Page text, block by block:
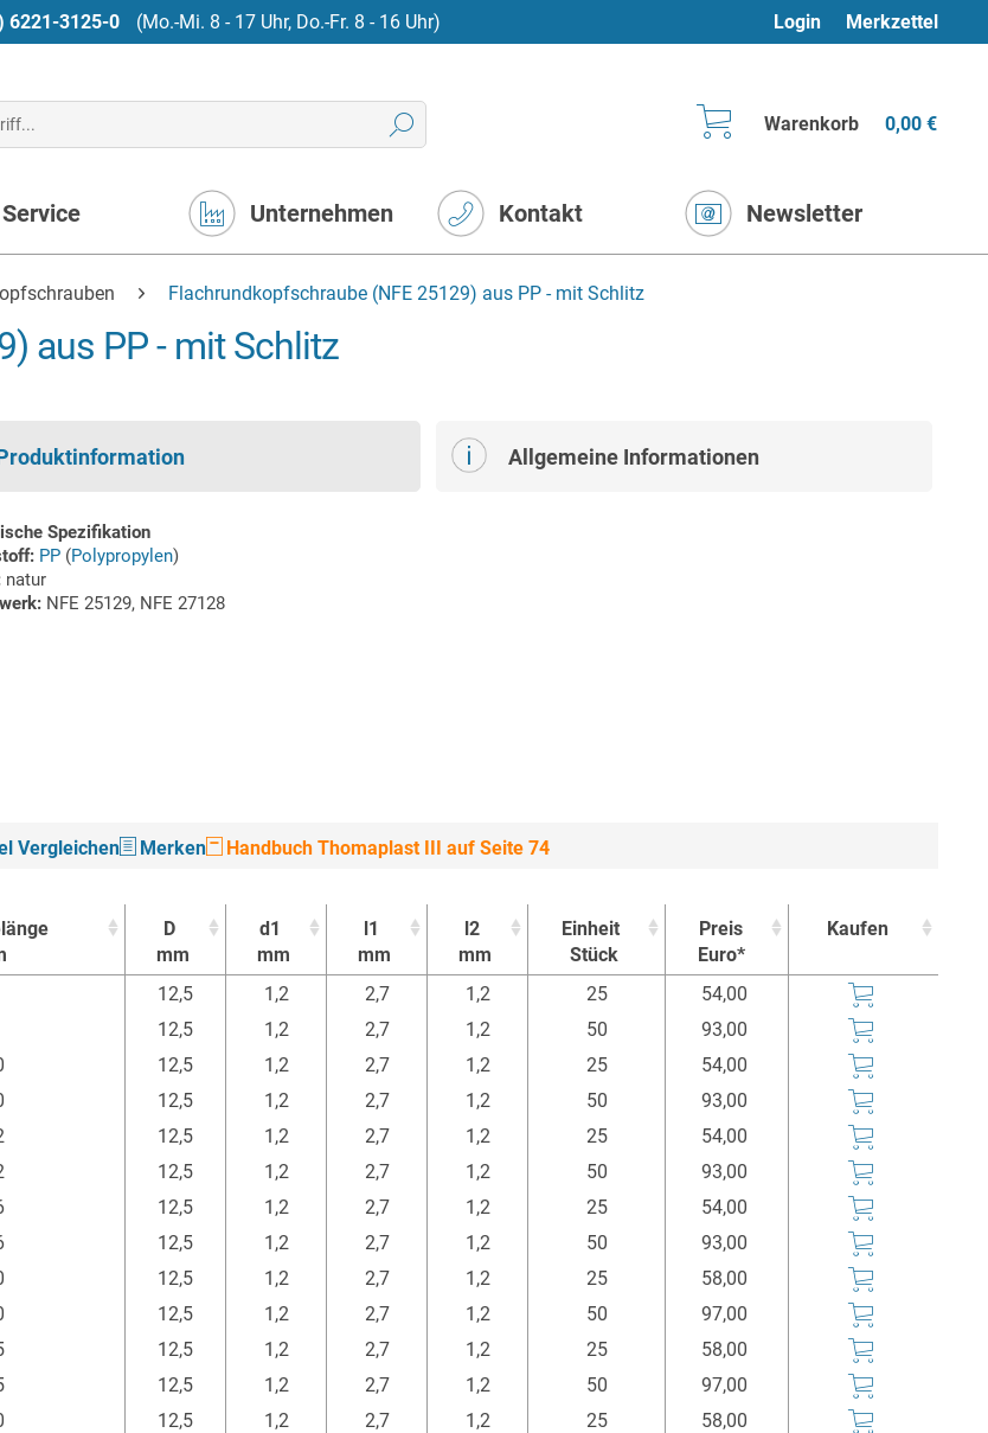
6221-3125-0 (Mo.-Mi. 8 - 17 Uhr, Do.-Fr. 8 - 16 Uhr) Login Merkzettel
Warenkorb 0,00 €
Service Unternehmen Kontakt Newsletter
Flachrundkopfschraube (NFE 25129) aus PP - mit Schlitz
aus PP - mit Schlitz
Allgemeine Informationen
Spezifikation
PP (Polypropylen)
natur
NFE 25129, NFE 27128
Vergleichen Merken Handbuch Thomaplast III auf Seite 74
D
mm
d1
mm
l1
mm
l2
mm
Einheit
Stück
Preis
Euro*
Kaufen
D
d1
l1
l2
Einheit
Preis
Kaufen
12,5 1,2 2,7 1,2 25
54,00
12,5 1,2 2,7 1,2 50
93,00
12,5 1,2 2,7 1,2 25
54,00
12,5 1,2 2,7 1,2 50
93,00
12,5 1,2 2,7 1,2 25
54,00
12,5 1,2 2,7 1,2 50
93,00
12,5 1,2 2,7 1,2 25
54,00
12,5 1,2 2,7 1,2 50
93,00
12,5 1,2 2,7 1,2 25
58,00
12,5 1,2 2,7 1,2 50
97,00
12,5 1,2 2,7 1,2 25
58,00
12,5 1,2 2,7 1,2 50
97,00
12,5 1,2 2,7 1,2 25
58,00